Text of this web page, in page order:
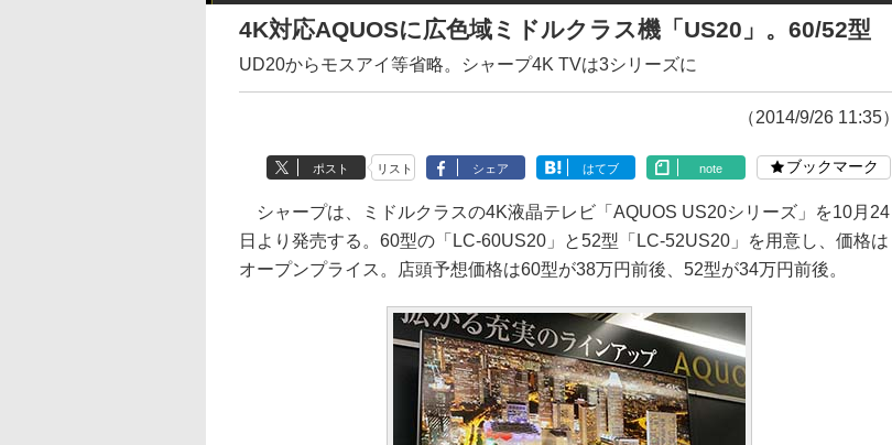
4K対応AQUOSに広色域ミドルクラス機「US20」。60/52型
UD20からモスアイ等省略。シャープ4K TVは3シリーズに
（2014/9/26 11:35）
ポスト リスト シェア はてブ note ブックマーク
シャープは、ミドルクラスの4K液晶テレビ「AQUOS US20シリーズ」を10月24
日より発売する。60型の「LC-60US20」と52型「LC-52US20」を用意し、価格は
オープンプライス。店頭予想価格は60型が38万円前後、52型が34万円前後。